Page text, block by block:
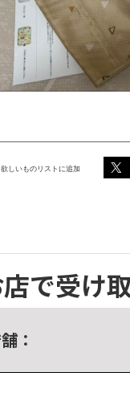
欲しいものリストに追加
で受け
：